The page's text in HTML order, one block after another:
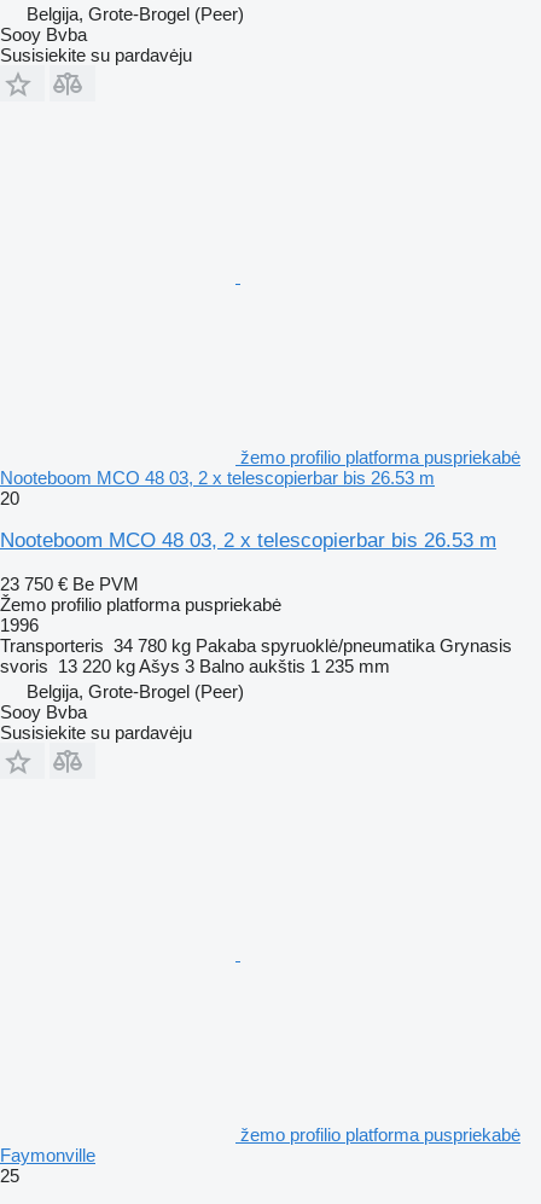
Belgija, Grote-Brogel (Peer)
Sooy Bvba
Susisiekite su pardavėju
žemo profilio platforma puspriekabė
Nooteboom MCO 48 03, 2 x telescopierbar bis 26.53 m
20
Nooteboom MCO 48 03, 2 x telescopierbar bis 26.53 m
23 750 € Be PVM
Žemo profilio platforma puspriekabė
1996
Transporteris 34 780 kg Pakaba spyruoklė/pneumatika Grynasis
svoris 13 220 kgAšys 3 Balno aukštis 1 235 mm
Belgija, Grote-Brogel (Peer)
Sooy Bvba
Susisiekite su pardavėju
žemo profilio platforma puspriekabė
Faymonville
25